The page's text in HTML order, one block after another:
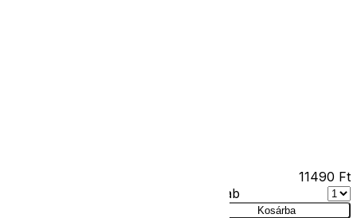
11490 Ft
Darab
Kosárba